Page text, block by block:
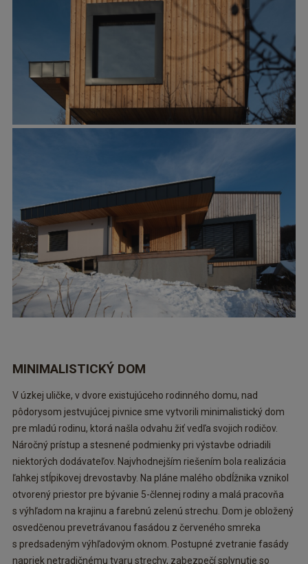
MINIMALISTICKÝ DOM
V úzkej uličke, v dvore existujúceho rodinného domu, nad
pôdorysom jestvujúcej pivnice sme vytvorili minimalistický dom
pre mladú rodinu, ktorá našla odvahu žiť vedľa svojich rodičov.
Náročný prístup a stesnené podmienky pri výstavbe odriadili
niektorých dodávateľov. Najvhodnejším riešením bola realizácia
ľahkej stĺpikovej drevostavby. Na pláne malého obdĺžnika vznikol
otvorený priestor pre bývanie 5-člennej rodiny a malá pracovňa
s výhľadom na krajinu a farebnú zelenú strechu. Dom je obložený
osvedčenou prevetrávanou fasádou z červeného smreka
s predsadeným výhľadovým oknom. Postupné zvetranie fasády
napriek netradičnému tvaru strechy, zabezpečí splynutie so